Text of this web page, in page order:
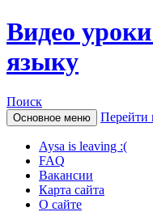
Видео
языку
Поиск
Основное меню Перейти
Aysa is leaving :(
FAQ
Вакансии
Карта сайта
О сайте